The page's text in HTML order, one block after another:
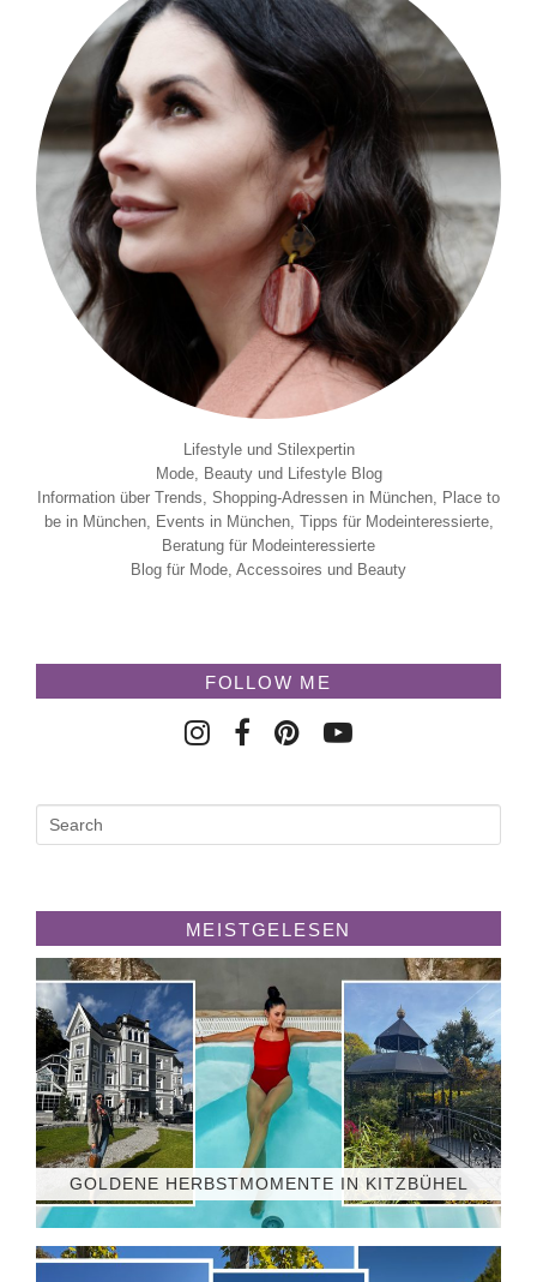
Lifestyle und Stilexpertin
Mode, Beauty und Lifestyle Blog
Information über Trends, Shopping-Adressen in München, Place to
be in München, Events in München, Tipps für Modeinteressierte,
Beratung für Modeinteressierte
Blog für Mode, Accessoires und Beauty
FOLLOW ME
MEISTGELESEN
GOLDENE HERBSTMOMENTE IN KITZBÜHEL